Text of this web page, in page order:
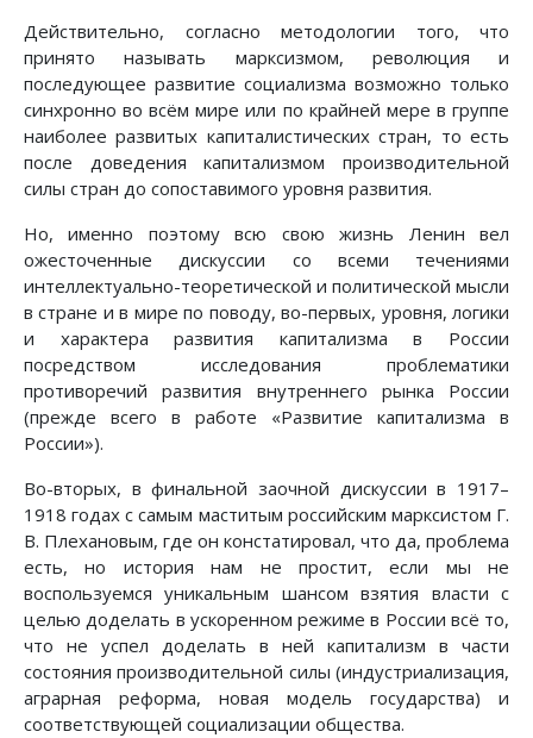
Действительно, согласно методологии того, что
принято называть марксизмом, революция и
последующее развитие социализма возможно только
синхронно во всём мире или по крайней мере в группе
наиболее развитых капиталистических стран, то есть
после доведения капитализмом производительной
силы стран до сопоставимого уровня развития.
Но, именно поэтому всю свою жизнь Ленин вел
ожесточенные дискуссии со всеми течениями
интеллектуально-теоретической и политической мысли
в стране и в мире по поводу, во-первых, уровня, логики
и характера развития капитализма в России
посредством исследования проблематики
противоречий развития внутреннего рынка России
(прежде всего в работе «Развитие капитализма в
России»).
Во-вторых, в финальной заочной дискуссии в 1917–
1918 годах с самым маститым российским марксистом Г.
В. Плехановым, где он констатировал, что да, проблема
есть, но история нам не простит, если мы не
воспользуемся уникальным шансом взятия власти с
целью доделать в ускоренном режиме в России всё то,
что не успел доделать в ней капитализм в части
состояния производительной силы (индустриализация,
аграрная реформа, новая модель государства) и
соответствующей социализации общества.